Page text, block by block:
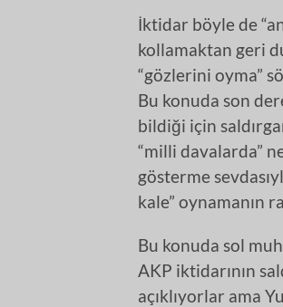
İktidar böyle de
kollamaktan geri
“gözlerini oyma”
Bu konuda son
bildiği için
“milli davalarda”
gösterme
kale” oynamanın
Bu konuda sol
AKP iktidarının
açıklıyorlar ama